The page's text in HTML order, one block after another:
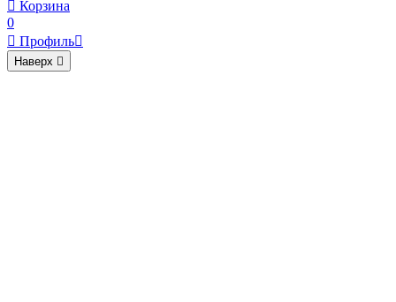
 Корзина
0
 Профиль
Наверх 